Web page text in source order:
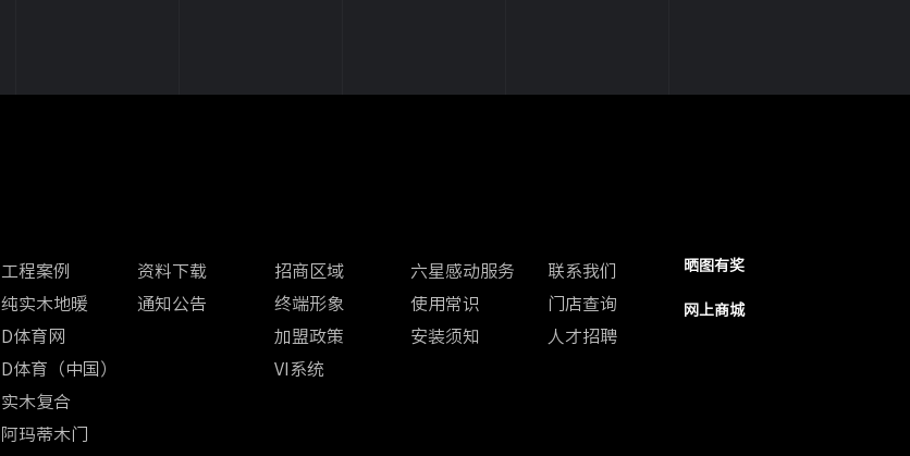
工程案例
纯实木地暖
D体育网
D体育（中国）
实木复合
阿玛蒂木门
资料下载
通知公告
招商区域
终端形象
加盟政策
VI系统
六星感动服务
使用常识
安装须知
联系我们
门店查询
人才招聘
晒图有奖
网上商城